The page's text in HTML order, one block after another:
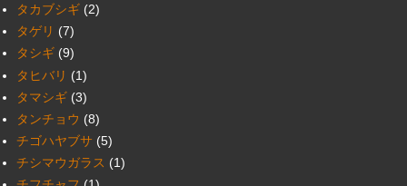
タカブシギ (2)
タゲリ (7)
タシギ (9)
タヒバリ (1)
タマシギ (3)
タンチョウ (8)
チゴハヤブサ (5)
チシマウガラス (1)